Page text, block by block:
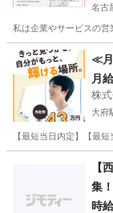
名古
私は企業やサービスの
愛知 名古屋市 ≪月
月
株
大府
【最短当日内定】【最
大
【
集
時